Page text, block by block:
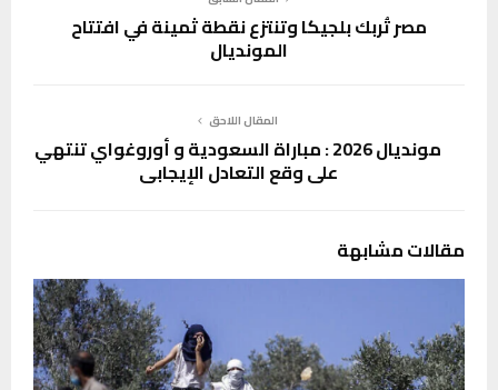
مصر تُربك بلجيكا وتنتزع نقطة ثمينة في افتتاح
المونديال
المقال اللاحق
مونديال 2026 : مباراة السعودية و أوروغواي تنتهي
على وقع التعادل الإيجابي
مقالات مشابهة